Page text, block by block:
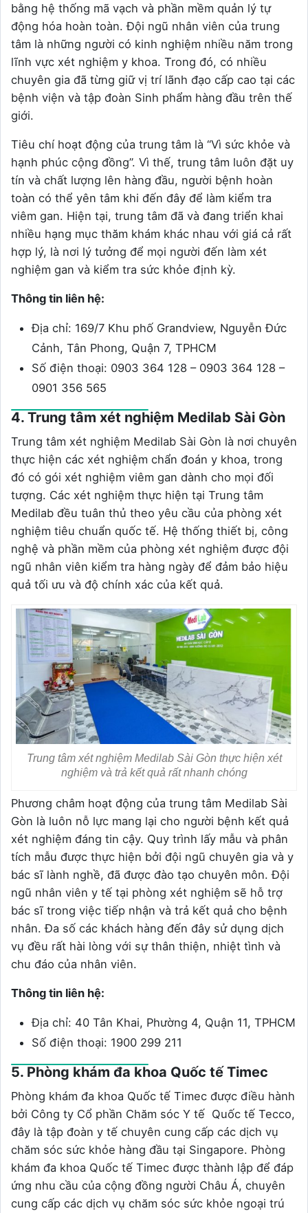
bằng hệ thống mã vạch và phần mềm quản lý tự
động hóa hoàn toàn. Đội ngũ nhân viên của trung
tâm là những người có kinh nghiệm nhiều năm trong
lĩnh vực xét nghiệm y khoa. Trong đó, có nhiều
chuyên gia đã từng giữ vị trí lãnh đạo cấp cao tại các
bệnh viện và tập đoàn Sinh phẩm hàng đầu trên thế
giới.
Tiêu chí hoạt động của trung tâm là “Vì sức khỏe và
hạnh phúc cộng đồng”. Vì thế, trung tâm luôn đặt uy
tín và chất lượng lên hàng đầu, người bệnh hoàn
toàn có thể yên tâm khi đến đây để làm kiểm tra
viêm gan. Hiện tại, trung tâm đã và đang triển khai
nhiều hạng mục thăm khám khác nhau với giá cả rất
hợp lý, là nơi lý tưởng để mọi người đến làm xét
nghiệm gan và kiểm tra sức khỏe định kỳ.
Thông tin liên hệ:
Địa chỉ: 169/7 Khu phố Grandview, Nguyễn Đức
Cảnh, Tân Phong, Quận 7, TPHCM
Số điện thoại: 0903 364 128 – 0903 364 128 –
0901 356 565
4. Trung tâm xét nghiệm Medilab Sài Gòn
Trung tâm xét nghiệm Medilab Sài Gòn là nơi chuyên
thực hiện các xét nghiệm chẩn đoán y khoa, trong
đó có gói xét nghiệm viêm gan dành cho mọi đối
tượng. Các xét nghiệm thực hiện tại Trung tâm
Medilab đều tuân thủ theo yêu cầu của phòng xét
nghiệm tiêu chuẩn quốc tế. Hệ thống thiết bị, công
nghệ và phần mềm của phòng xét nghiệm được đội
ngũ nhân viên kiểm tra hàng ngày để đảm bảo hiệu
quả tối ưu và độ chính xác của kết quả.
Trung tâm xét nghiệm Medilab Sài Gòn thực hiện xét
nghiệm và trả kết quả rất nhanh chóng
Phương châm hoạt động của trung tâm Medilab Sài
Gòn là luôn nỗ lực mang lại cho người bệnh kết quả
xét nghiệm đáng tin cậy. Quy trình lấy mẫu và phân
tích mẫu được thực hiện bởi đội ngũ chuyên gia và y
bác sĩ lành nghề, đã được đào tạo chuyên môn. Đội
ngũ nhân viên y tế tại phòng xét nghiệm sẽ hỗ trợ
bác sĩ trong việc tiếp nhận và trả kết quả cho bệnh
nhân. Đa số các khách hàng đến đây sử dụng dịch
vụ đều rất hài lòng với sự thân thiện, nhiệt tình và
chu đáo của nhân viên.
Thông tin liên hệ:
Địa chỉ: 40 Tân Khai, Phường 4, Quận 11, TPHCM
Số điện thoại: 1900 299 211
5. Phòng khám đa khoa Quốc tế Timec
Phòng khám đa khoa Quốc tế Timec được điều hành
bởi Công ty Cổ phần Chăm sóc Y tế Quốc tế Tecco,
đây là tập đoàn y tế chuyên cung cấp các dịch vụ
chăm sóc sức khỏe hàng đầu tại Singapore. Phòng
khám đa khoa Quốc tế Timec được thành lập để đáp
ứng nhu cầu của cộng đồng người Châu Á, chuyên
cung cấp các dịch vụ chăm sóc sức khỏe ngoại trú